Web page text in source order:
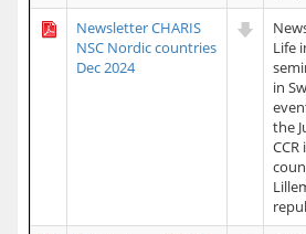
Newsletter CHARIS
NSC Nordic countries
Dec 2024
Life
in
the